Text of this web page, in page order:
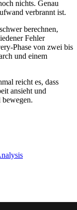
nichts. Genau
verbrannt ist.
berechnen,
Fehler
Phase von zwei bis
und einem
reicht es, dass
ansieht und